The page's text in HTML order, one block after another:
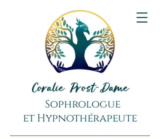
Coralie Prost-Dame
Sophrologue
et Hypnothérapeute